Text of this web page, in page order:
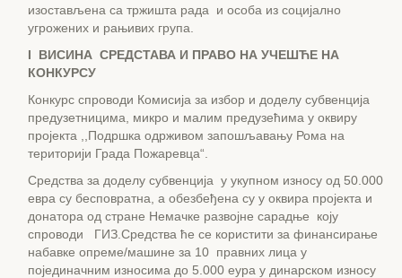
изостављена са тржишта рада и особа из социјално
угрожених и рањивих група.
I ВИСИНА СРЕДСТАВА И ПРАВО НА УЧЕШЋЕ НА
КОНКУРСУ
Конкурс спроводи Комисија за избор и доделу субвенција
предузетницима, микро и малим предузећима у оквиру
пројекта ,,Подршка одрживом запошљавању Рома на
територији Града Пожаревца“.
Средства за доделу субвенција у укупном износу од 50.000
евра су бесповратна, а обезбеђена су у оквира пројекта и
донатора од стране Немачке развојне сарадње коју
спроводи ГИЗ.Средства ће се користити за финансирање
набавке опреме/машине за 10 правних лица у
појединачним износима до 5.000 еура у динарском износу